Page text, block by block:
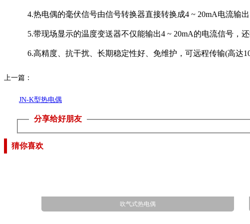
4.热电偶的毫伏信号由信号转换器直接转换成4 ~ 20mA电流输
5.带现场显示的温度变送器不仅能输出4 ~ 20mA的电流信号，
6.高精度、抗干扰、长期稳定性好、免维护，可远程传输(高达
上一篇：
JN-K型热电偶
分享给好朋友
猜你喜欢
吹气式热电偶